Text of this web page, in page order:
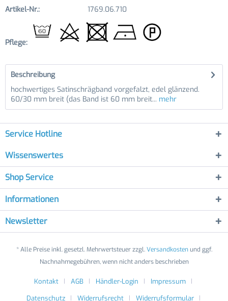
Artikel-Nr.: 1769.06.710
Pflege:
Beschreibung
hochwertiges Satinschrägband vorgefalzt, edel glänzend.
60/30 mm breit (das Band ist 60 mm breit... mehr
Service Hotline
Wissenswertes
Shop Service
Informationen
Newsletter
* Alle Preise inkl. gesetzl. Mehrwertsteuer zzgl.Versandkostenund ggf.
Nachnahmegebühren, wenn nicht anders beschrieben
Kontakt AGB Händler-Login
Impressum
Datenschutz
Widerrufsrecht Widerrufsformular